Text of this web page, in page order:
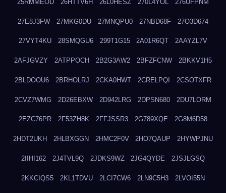
25RMMEOD 26HTTV6H 26L0HESZ 270L4YOL 276UFPNM
27E8J3FW 27MKG0DU 27MNQPU0 27NBD68F 27O3D674
27VYT4KU 28SMQGU6 299T1G15 2A01R6QT 2AAYZL7V
2AFJGVZY 2ATPPOCH 2B2G3AW2 2BFZFCNW 2BKKV1H5
2BLDOOU6 2BRHOLRJ 2CKA0HWT 2CRELPQI 2CSOTXFR
2CVZ7WMG 2D26EBXW 2D942LRG 2DPSN680 2DU7LORM
2EZC76PR 2F53ZH8K 2FFJSSR3 2G789XQE 2G8M6D58
2HDT2UKH 2HLBXGGN 2HMC2F0V 2HO7QAUP 2HYWPJNU
2IIHI162 2J4TVL9Q 2JDKS9WZ 2JG4QYDE 2JSJLGSQ
2KKCIQS5 2KL1TDVU 2LCI7CW6 2LN9C5H3 2LVOI55N